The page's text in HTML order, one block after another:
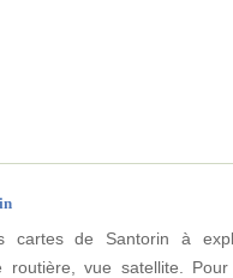
cartes de Santorin à
routière, vue satellite.